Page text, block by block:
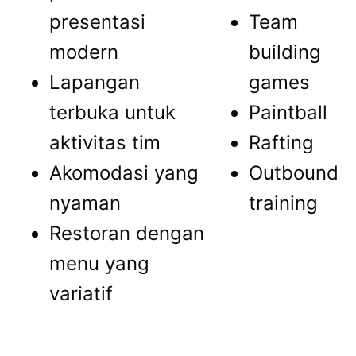
presentasi
modern
Lapangan
terbuka untuk
aktivitas tim
Akomodasi yang
nyaman
Restoran dengan
menu yang
variatif
Team
building
games
Paintball
Rafting
Outbound
training